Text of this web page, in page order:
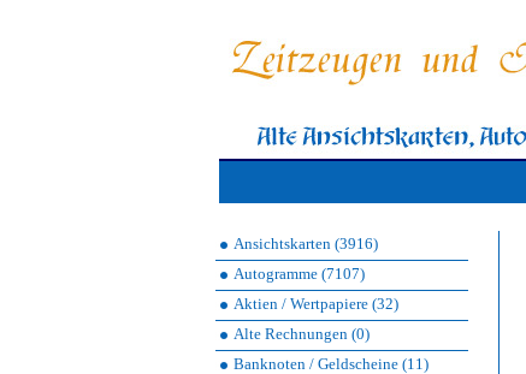
Ansichtskarten (3916)
Autogramme (7107)
Aktien / Wertpapiere (32)
Alte Rechnungen (0)
Banknoten / Geldscheine (11)